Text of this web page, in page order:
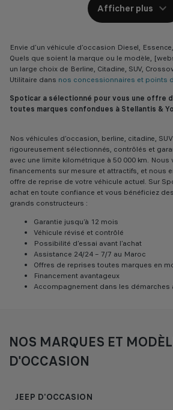
Afficher plus
Envie d’un véhicule d’occasion Diesel,
Quels que soient la marque ou le modèle,
un large choix de Berline, Citadine, SUV,
Utilitaire dans nos concessionnaires et points
Spoticar a sélectionné pour vous une offre
toutes marques confondues à Stellantis &
Nos véhicules d’occasion, berline, citadine,
rigoureusement sélectionnés, contrôlés et
avec une limite kilométrique à 50 000 km.
financements sur mesure et attractifs, et nous
offre de reprise de votre véhicule actuel. Sur
achat en toute confiance et vous bénéficiez
grands constructeurs :
Garantie jusqu’à 12 mois
Véhicule révisé et contrôlé
Possibilité d’essai avant l’achat
Assistance 24/24 – 7/7 au Maroc
Offres de reprises toutes marques en
Financement avantageux
Accompagnement dans les démarches
NOS MARQUES ET
D'OCCASION
JEEP D'OCCASION